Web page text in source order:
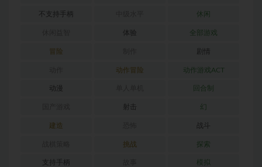
不支持手柄 休闲
体验 全部游戏
冒险 剧情
动作冒险 动作游戏ACT
动漫 回合制
射击 幻
建造 战斗
挑战 探索
支持手柄 模拟